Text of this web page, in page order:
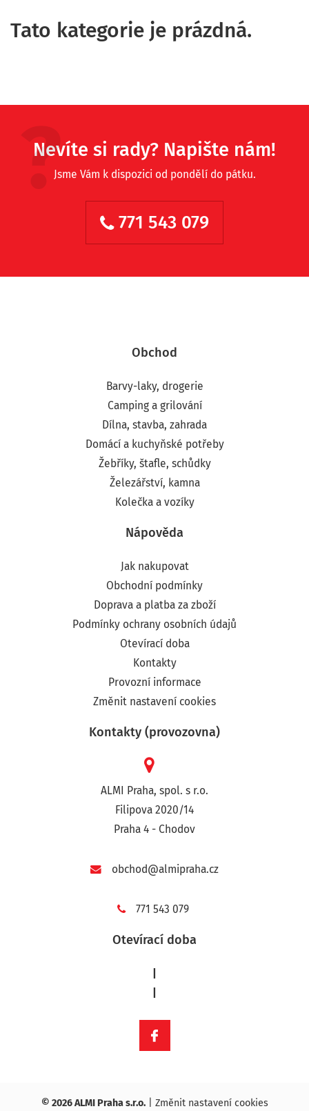
Tato kategorie je prázdná.
Nevíte si rady? Napište nám!
Jsme Vám k dispozici od pondělí do pátku.
771 543 079
Obchod
Barvy-laky, drogerie
Camping a grilování
Dílna, stavba, zahrada
Domácí a kuchyňské potřeby
Žebříky, štafle, schůdky
Železářství, kamna
Kolečka a vozíky
Nápověda
Jak nakupovat
Obchodní podmínky
Doprava a platba za zboží
Podmínky ochrany osobních údajů
Otevírací doba
Kontakty
Provozní informace
Změnit nastavení cookies
Kontakty (provozovna)
ALMI Praha, spol. s r.o.
Filipova 2020/14
Praha 4 - Chodov
obchod@almipraha.cz
771 543 079
Otevírací doba
© 2026 ALMI Praha s.r.o.| Změnit nastavení cookies